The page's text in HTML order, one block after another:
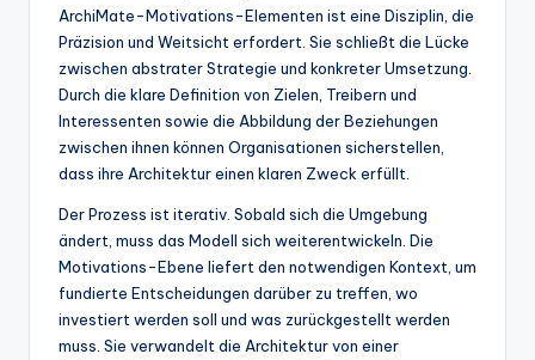
ArchiMate-Motivations-Elementen ist eine Disziplin, die
Präzision und Weitsicht erfordert. Sie schließt die Lücke
zwischen abstrater Strategie und konkreter Umsetzung.
Durch die klare Definition von Zielen, Treibern und
Interessenten sowie die Abbildung der Beziehungen
zwischen ihnen können Organisationen sicherstellen,
dass ihre Architektur einen klaren Zweck erfüllt.
Der Prozess ist iterativ. Sobald sich die Umgebung
ändert, muss das Modell sich weiterentwickeln. Die
Motivations-Ebene liefert den notwendigen Kontext, um
fundierte Entscheidungen darüber zu treffen, wo
investiert werden soll und was zurückgestellt werden
muss. Sie verwandelt die Architektur von einer